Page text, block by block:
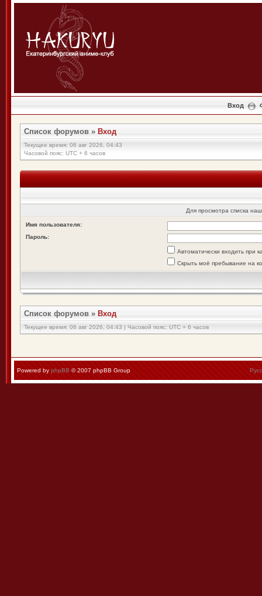
Вход
Список форумов » Вход
Текущее время: 06 авг 2026, 04:43
Часовой пояс: UTC + 6 часов
Для просмотра списка
Имя пользователя:
Пароль:
Автоматически входить при
Скрыть моё пребывание на
Список форумов » Вход
Текущее время: 06 авг 2026, 04:43 | Часовой пояс: UTC + 6 часов
Powered by phpBB © 2007 phpBB Group